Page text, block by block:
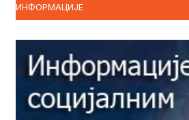
ИНФОРМАЦИЈЕ